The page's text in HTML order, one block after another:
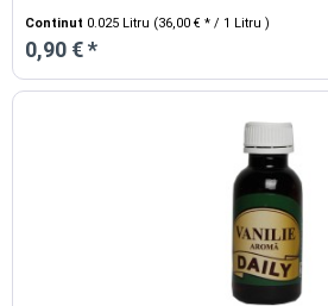
Continut 0.025 Litru (36,00 € * / 1 Litru )
0,90 € *